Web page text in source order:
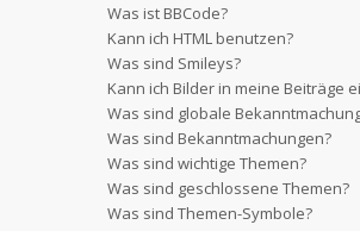
Was ist BBCode?
Kann ich HTML benutzen?
Was sind Smileys?
Kann ich Bilder in meine Beiträge
Was sind globale
Was sind Bekanntmachungen?
Was sind wichtige Themen?
Was sind geschlossene Themen?
Was sind Themen-Symbole?